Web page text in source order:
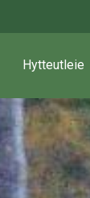
Hytteutleie